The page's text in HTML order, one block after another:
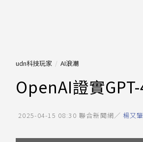
udn科技玩家 AI浪潮
OpenAI證實
2025-04-15 08:30 聯合新聞網／ 楊又肇